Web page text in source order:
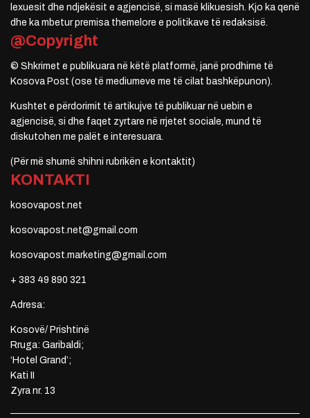
lexuesit dhe ndjekësit e agjencisë, si masë klikuesish. Kjo ka qenë
dhe ka mbetur premisa themelore e politikave të redaksisë.
@Copyright
© Shkrimet e publikuara në këtë platformë, janë prodhime të
Kosova Post (ose të mediumeve me të cilat bashkëpunon).
Kushtet e përdorimit të artikujve të publikuar në uebin e
agjencisë, si dhe faqet zyrtare në rrjetet sociale, mund të
diskutohen me palët e interesuara.
(Për më shumë shihni rubrikën e kontaktit)
KONTAKTI
kosovapost.net
kosovapost.net@gmail.com
kosovapost.marketing@gmail.com
+ 383 49 890 321
Adresa:
Kosovë/ Prishtinë
Rruga: Garibaldi;
‘Hotel Grand’;
Kati II
Zyra nr. 13